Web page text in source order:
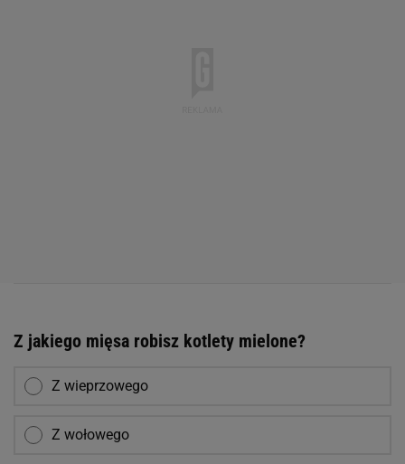
Z jakiego mięsa robisz kotlety mielone?
Z wieprzowego
Z wołowego